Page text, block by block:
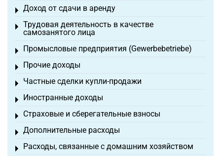
Доход от сдачи в аренду
Toggle menu
Трудовая деятельность в качестве
самозанятого лица
Toggle menu
Промысловые предприятия (Gewerbebetriebe)
Toggle menu
Прочие доходы
Toggle menu
Частные сделки купли-продажи
Toggle menu
Иностранные доходы
Toggle menu
Страховые и сберегательные взносы
Toggle menu
Дополнительные расходы
Toggle menu
Расходы, связанные с домашним хозяйством
Toggle menu